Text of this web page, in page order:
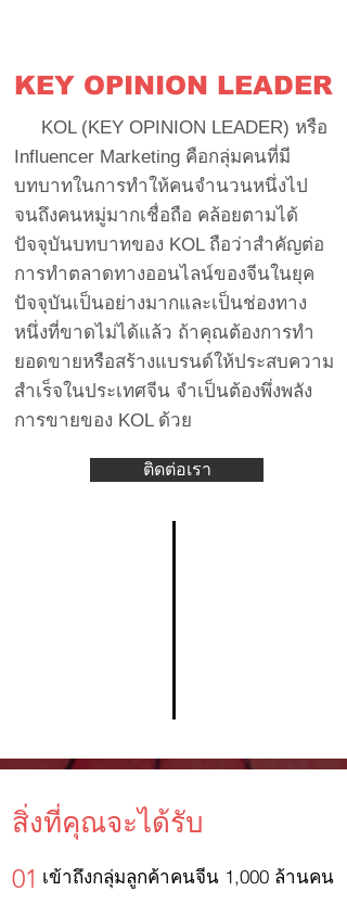
KEY OPINION LEADER
KOL (KEY OPINION LEADER) หรือ
Influencer Marketing คือกลุ่มคนที่มี
บทบาทในการทำให้คนจำนวนหนึ่งไป
จนถึงคนหมู่มากเชื่อถือ คล้อยตามได้
ปัจจุบันบทบาทของ KOL ถือว่าสำคัญต่อ
การทำตลาดทางออนไลน์ของจีนในยุค
ปัจจุบันเป็นอย่างมากและเป็นช่องทาง
หนึ่งที่ขาดไม่ได้แล้ว ถ้าคุณต้องการทำ
ยอดขายหรือสร้างแบรนด์ให้ประสบความ
สำเร็จในประเทศจีน จำเป็นต้องพึ่งพลัง
การขายของ KOL ด้วย
ติดต่อเรา
สิ่งที่คุณจะได้รับ
เข้าถึงกลุ่มลูกค้าคนจีน 1,000 ล้านคน
01